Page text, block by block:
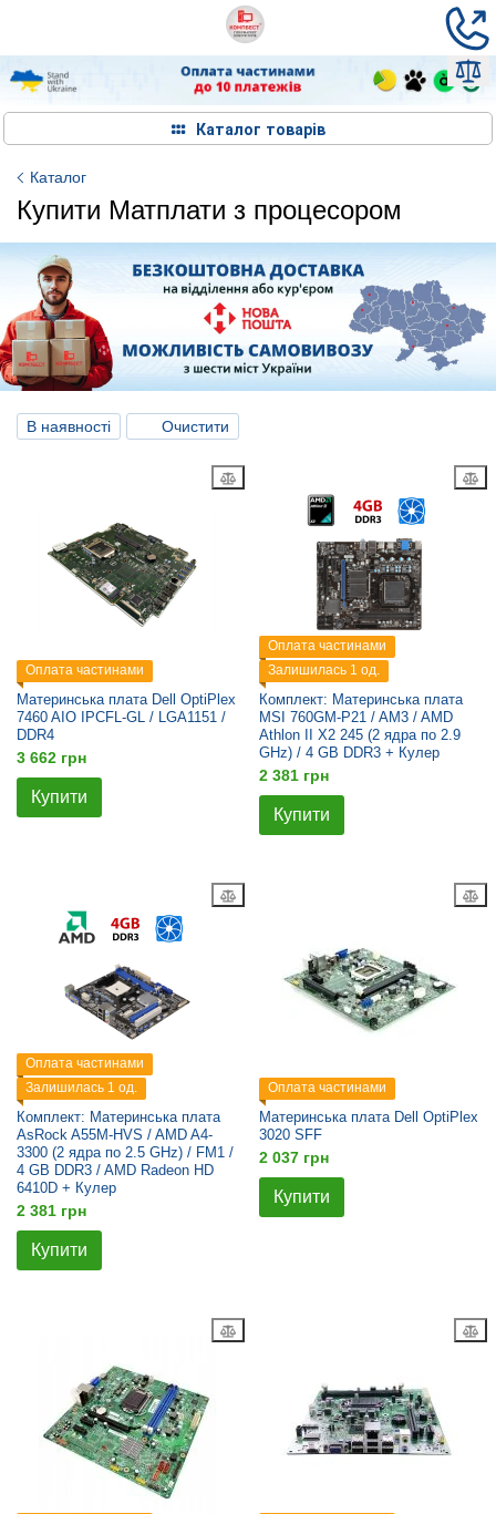
Каталог товарів
Каталог
Купити Матплати з процесором
В наявності Очистити
Оплата частинами
Материнська плата Dell OptiPlex
7460 AIO IPCFL-GL / LGA1151 /
DDR4
3 662 грн
Купити
Оплата частинами
Залишилась 1 од.
Комплект: Материнська плата
MSI 760GM-P21 / AM3 / AMD
Athlon II X2 245 (2 ядра по 2.9
GHz) / 4 GB DDR3 + Кулер
2 381 грн
Купити
Оплата частинами
Залишилась 1 од.
Комплект: Материнська плата
AsRock A55M-HVS / AMD A4-
3300 (2 ядра по 2.5 GHz) / FM1 /
4 GB DDR3 / AMD Radeon HD
6410D + Кулер
2 381 грн
Купити
Оплата частинами
Материнська плата Dell OptiPlex
3020 SFF
2 037 грн
Купити